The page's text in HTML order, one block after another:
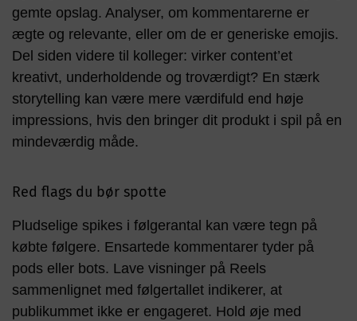
gemte opslag. Analyser, om kommentarerne er
ægte og relevante, eller om de er generiske emojis.
Del siden videre til kolleger: virker content’et
kreativt, underholdende og troværdigt? En stærk
storytelling kan være mere værdifuld end høje
impressions, hvis den bringer dit produkt i spil på en
mindeværdig måde.
Red flags du bør spotte
Pludselige spikes i følgerantal kan være tegn på
købte følgere. Ensartede kommentarer tyder på
pods eller bots. Lave visninger på Reels
sammenlignet med følgertallet indikerer, at
publikummet ikke er engageret. Hold øje med